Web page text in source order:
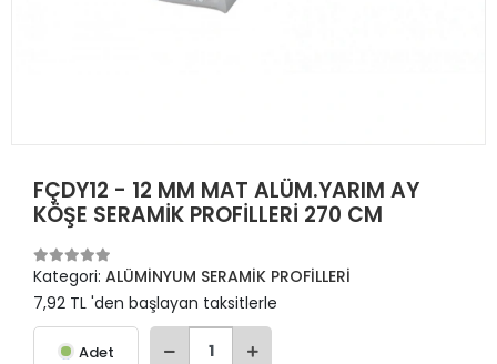
FÇDY12 - 12 MM MAT ALÜM.YARIM AY
KÖŞE SERAMİK PROFİLLERİ 270 CM
Kategori: ALÜMİNYUM SERAMİK PROFİLLERİ
7,92 TL 'den başlayan taksitlerle
Adet